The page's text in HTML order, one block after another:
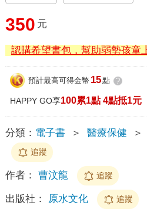
350 元
認購希望書包，幫助弱勢孩童
預計最高可得金幣 15點 ?
HAPPY GO享100累1點 4點抵1元
分類： 電子書 ＞ 醫療保健 ＞
追蹤
作者： 曹汶龍 追蹤
出版社： 原水文化 追蹤